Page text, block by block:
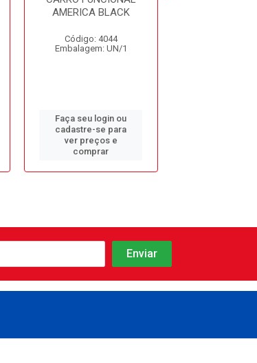
AMERICA BLACK
Código: 4044
Embalagem: UN/1
Faça seu login ou
cadastre-se para
ver preços e
comprar